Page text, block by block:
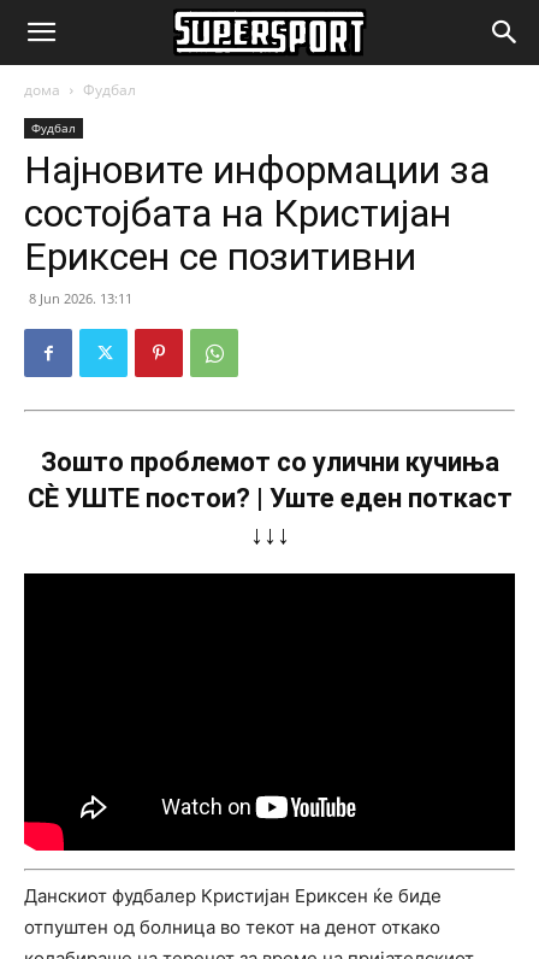
SuperSport.mk
дома Фудбал
Фудбал
Најновите информации за
состојбата на Кристијан
Ериксен се позитивни
8 Jun 2026. 13:11
Зошто проблемот со улични кучиња
СÈ УШТЕ постои? | Уште еден поткаст
↓↓↓
Данскиот фудбалер Кристијан Ериксен ќе биде
отпуштен од болница во текот на денот откако